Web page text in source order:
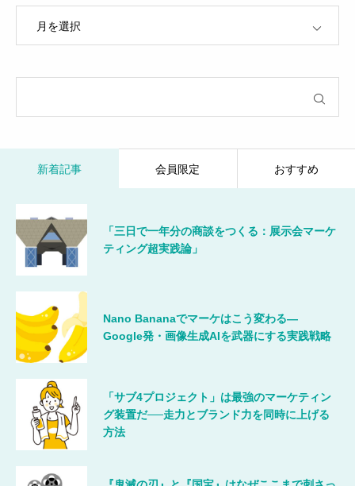
新着記事 会員限定 おすすめ
「三日で一年分の商談をつくる：展示会マーケ
ティング超実践論」
Nano Bananaでマーケはこう変わる―
Google発・画像生成AIを武器にする実践戦略
「サブ4プロジェクト」は最強のマーケティン
グ装置だ──走力とブランド力を同時に上げる
方法